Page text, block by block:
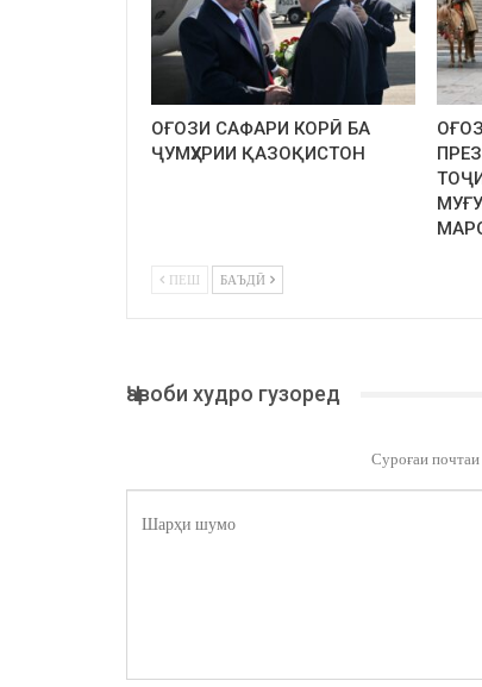
ОҒОЗИ САФАРИ КОРӢ БА
ҶУМҲУРИИ ҚАЗОҚИСТОН
ПЕШ БАЪДӢ
Ҷавоби худро гузоред
Суроғаи